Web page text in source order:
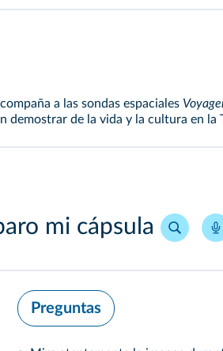
a las sondas espaciales
demostrar de la vida y la cultura en la
mi cápsula
Preguntas